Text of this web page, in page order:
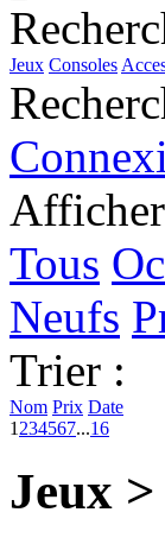
Jeux Consoles
Tous
Neufs
Trier :
Nom Prix Date
1 234567...16
Jeux